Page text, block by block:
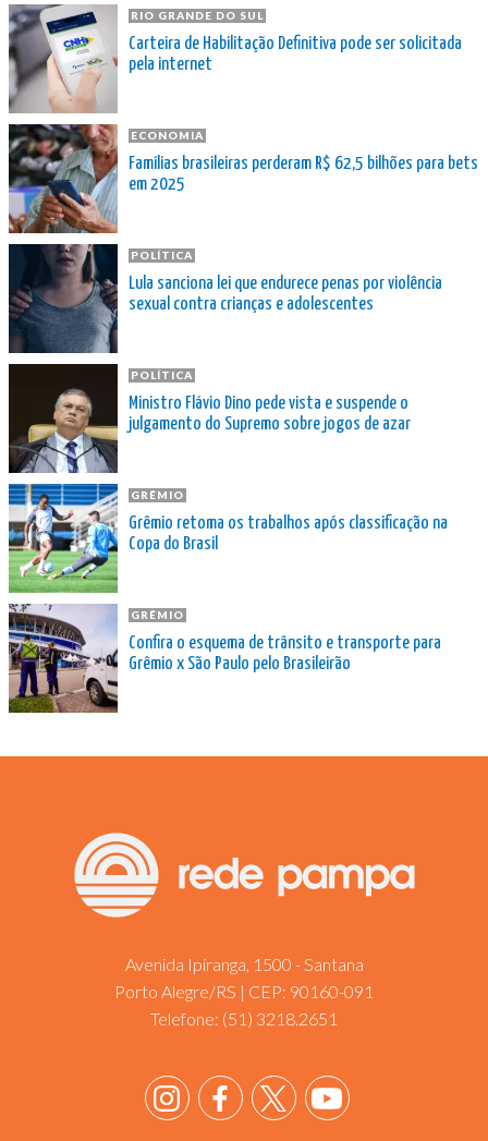
RIO GRANDE DO SUL
Carteira de Habilitação Definitiva pode ser solicitada
pela internet
ECONOMIA
Famílias brasileiras perderam R$ 62,5 bilhões para bets
em 2025
POLÍTICA
Lula sanciona lei que endurece penas por violência
sexual contra crianças e adolescentes
POLÍTICA
Ministro Flávio Dino pede vista e suspende o
julgamento do Supremo sobre jogos de azar
GRÊMIO
Grêmio retoma os trabalhos após classificação na
Copa do Brasil
GRÊMIO
Confira o esquema de trânsito e transporte para
Grêmio x São Paulo pelo Brasileirão
Avenida Ipiranga, 1500 - Santana
Porto Alegre/RS | CEP: 90160-091
Telefone: (51) 3218.2651